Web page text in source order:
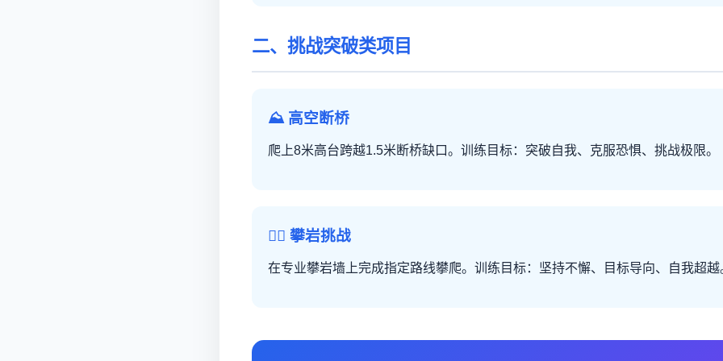
二、挑战突破类项目
⛰️ 高空断桥
爬上8米高台跨越1.5米断桥缺口。训练目标：突破自我、克服恐惧、挑战极限。
🧗‍♀️ 攀岩挑战
在专业攀岩墙上完成指定路线攀爬。训练目标：坚持不懈、目标导向、自我超越